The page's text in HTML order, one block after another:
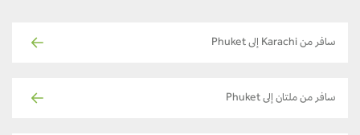
سافر من Karachi إلى Phuket
سافر من ملتان إلى Phuket